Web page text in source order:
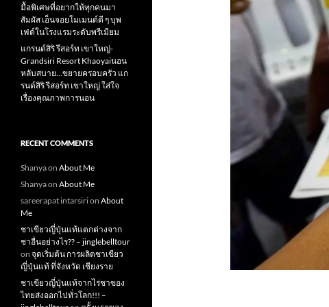
มื้อพิเศษที่อยากให้ทุกคนมา
สัมผัส เอ็นจอยโมเมนต์ดี ๆ บุพ
เฟ่ต์ในโรงแรมระดับพรีเมียม
แกรนด์สิริ​ รีสอร์ท​ เขาใหญ่​-
Grandsiri​ Resort​ Khaoyaiนอน
หลับสบาย…ขยายครอบครัว แก
รนด์สิริ รีสอร์ท เขาใหญ่ ใส่ใจ
เรื่องคุณภาพการนอน
RECENT COMMENTS
Shanyaon About Me
Shanyaon About Me
sareerapat intarsirion About
Me
ชาเขียวญี่ปุ่นแท้แตกต่างจาก
ชาอื่นอย่างไร?? – jinglebelltour
on จุดเริ่มต้น การผลิตชาเขียว
ญี่ปุ่นแท้ ที่จังหวัด เชียงราย
ชาเขียวญี่ปุ่นแท้จากไร่ชาของ
ไทยส่งออกไปทั่วโลก!!! –